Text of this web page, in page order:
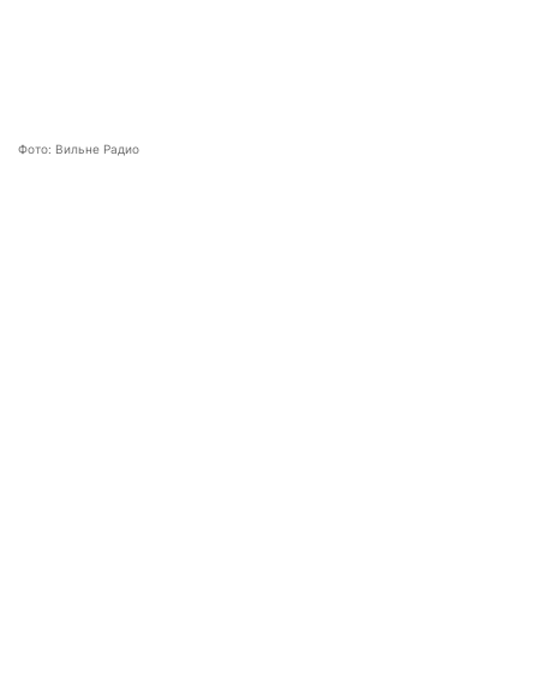
Фото: Вильне Радио